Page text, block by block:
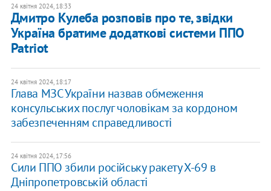
24 квітня 2024, 18:33
Дмитро Кулеба розповів про те, звідки
Україна братиме додаткові системи ППО
Patriot
24 квітня 2024, 18:17
Глава МЗС України назвав обмеження
консульських послуг чоловікам за кордоном
забезпеченням справедливості
24 квітня 2024, 17:56
Сили ППО збили російську ракету Х-69 в
Дніпропетровській області